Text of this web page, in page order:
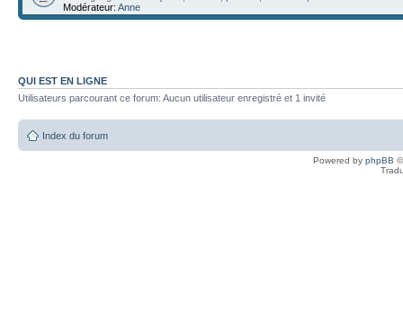
Modérateur: Anne
QUI EST EN LIGNE
Utilisateurs parcourant ce forum: Aucun utilisateur enregistré et 1 invité
Index du forum
Powered by phpBB